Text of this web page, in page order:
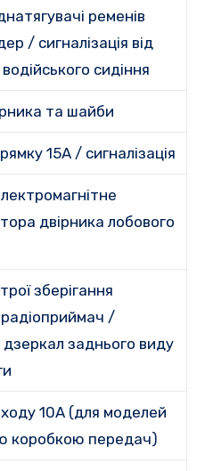
ременів
/ сигналізація від
сидіння
та шайби
15A / сигналізація
двірника лобового
зберігання
/
заднього виду
10A (для моделей
коробкою передач)